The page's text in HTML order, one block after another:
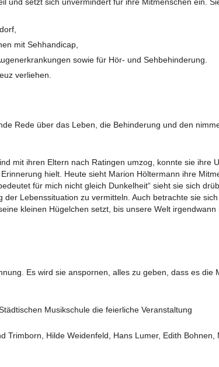
mit Sehhandicap,
sowie für Hör- und Sehbehinderung.
verliehen.
Rede über das Leben, die Behinderung und den
mit ihren Eltern nach Ratingen umzog, konnte sie ihre
hielt. Heute sieht Marion Höltermann ihre
für mich nicht gleich Dunkelheit“ sieht sie sich
Lebenssituation zu vermitteln. Auch betrachte sie
kleinen Hügelchen setzt, bis unsere Welt irgendwann
Es wird sie anspornen, alles zu geben, dass es die
Musikschule die feierliche Veranstaltung
Hilde Weidenfeld, Hans Lumer, Edith Bohnen,